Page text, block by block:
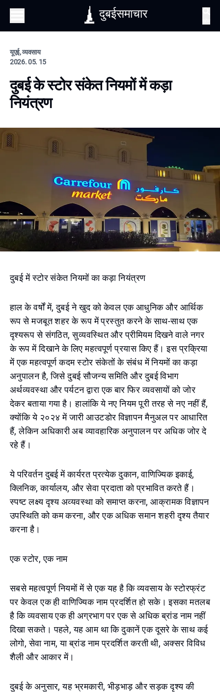
दुबईसमाचार
यूएई, व्यवसाय
2026. 05. 15
दुबई के स्टोर संकेत नियमों में कड़ा
नियंत्रण
दुबई में स्टोर संकेत नियमों का कड़ा नियंत्रण
हाल के वर्षों में, दुबई ने खुद को केवल एक आधुनिक और आर्थिक
रूप से मजबूत शहर के रूप में प्रस्तुत करने के साथ-साथ एक
दृश्यरूप से संगठित, सुव्यवस्थित और प्रीमियम दिखने वाले नगर
के रूप में दिखाने के लिए महत्वपूर्ण प्रयास किए हैं। इस प्रक्रिया
में एक महत्वपूर्ण कदम स्टोर संकेतों के संबंध में नियमों का कड़ा
अनुपालन है, जिसे दुबई सौजन्य समिति और दुबई विभाग
अर्थव्यवस्था और पर्यटन द्वारा एक बार फिर व्यवसायों को जोर
देकर बताया गया है। हालांकि ये नए नियम पूरी तरह से नए नहीं हैं,
क्योंकि ये २०२४ में जारी आउटडोर विज्ञापन मैनुअल पर आधारित
हैं, लेकिन अधिकारी अब व्यावहारिक अनुपालन पर अधिक जोर दे
रहे हैं।
ये परिवर्तन दुबई में कार्यरत प्रत्येक दुकान, वाणिज्यिक इकाई,
क्लिनिक, कार्यालय, और सेवा प्रदाता को प्रभावित करते हैं।
स्पष्ट लक्ष्य दृश्य अव्यवस्था को समाप्त करना, आक्रामक विज्ञापन
उपस्थिति को कम करना, और एक अधिक समान शहरी दृश्य तैयार
करना है।
एक स्टोर, एक नाम
सबसे महत्वपूर्ण नियमों में से एक यह है कि व्यवसाय के स्टोरफ्रंट
पर केवल एक ही वाणिज्यिक नाम प्रदर्शित हो सके। इसका मतलब
है कि व्यवसाय एक ही अग्रभाग पर एक से अधिक ब्रांड नाम नहीं
दिखा सकते। पहले, यह आम था कि दुकानें एक दूसरे के साथ कई
लोगो, सेवा नाम, या ब्रांड नाम प्रदर्शित करती थी, अक्सर विविध
शैली और आकार में।
दुबई के अनुसार, यह भ्रमकारी, भीड़भाड़ और सड़क दृश्य की